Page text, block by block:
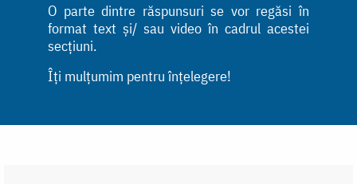
O parte dintre răspunsuri se vor regăsi în
format text și/ sau video în cadrul acestei
secțiuni.
Îți mulțumim pentru înțelegere!